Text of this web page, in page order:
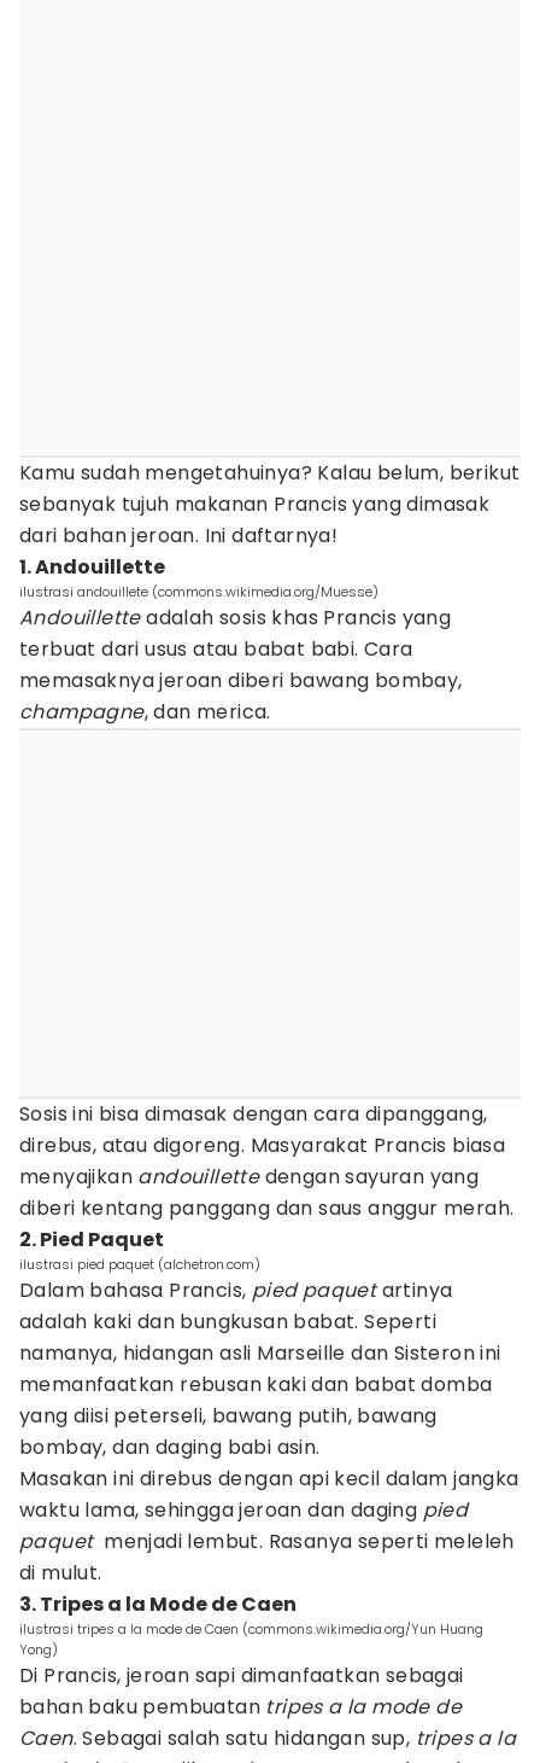
Kamu sudah mengetahuinya? Kalau belum, berikut
sebanyak tujuh makanan Prancis yang dimasak
dari bahan jeroan. Ini daftarnya!
1. Andouillette
ilustrasi andouillete (commons.wikimedia.org/Muesse)
Andouilletteadalah sosis khas Prancis yang
terbuat dari usus atau babat babi. Cara
memasaknya jeroan diberi bawang bombay,
champagne, dan merica.
Sosis ini bisa dimasak dengan cara dipanggang,
direbus, atau digoreng. Masyarakat Prancis biasa
menyajikan andouillettedengan sayuran yang
diberi kentang panggang dan saus anggur merah.
2. Pied Paquet
ilustrasi pied paquet (alchetron.com)
Dalam bahasa Prancis, pied paquetartinya
adalah kaki dan bungkusan babat. Seperti
namanya, hidangan asli Marseille dan Sisteron ini
memanfaatkan rebusan kaki dan babat domba
yang diisi peterseli, bawang putih, bawang
bombay, dan daging babi asin.
Masakan ini direbus dengan api kecil dalam jangka
waktu lama, sehingga jeroan dan daging pied
paquet menjadi lembut. Rasanya seperti meleleh
di mulut.
3. Tripes a la Mode de Caen
ilustrasi tripes a la mode de Caen (commons.wikimedia.org/Yun Huang
Yong)
Di Prancis, jeroan sapi dimanfaatkan sebagai
bahan baku pembuatan tripes a la mode de
Caen. Sebagai salah satu hidangan sup, tripes a la